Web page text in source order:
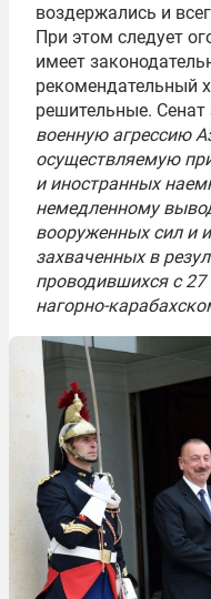
воздержались и
При этом следует
имеет
рекомендательный
решительные. Сенат
военную агрессию
осуществляемую
и иностранных
немедленному
вооруженных сил и
захваченных в
проводившихся с 27
нагорно-